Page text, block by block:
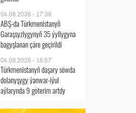
04.08.2026 - 17:38
ABŞ-da Türkmenistanyň
Garaşsyzlygynyň 35 ýyllygyna
bagyşlanan çäre geçirildi
04.08.2026 - 16:57
Türkmenistanyň daşary söwda
dolanyşygy ýanwar-iýul
aýlarynda 9 göterim artdy